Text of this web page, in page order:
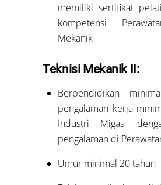
memiliki sertifikat
kompetensi
Mekanik
Teknisi Mekanik II:
Berpendidikan
pengalaman kerja
Industri Migas,
pengalaman di
Umur minimal 20 tahun